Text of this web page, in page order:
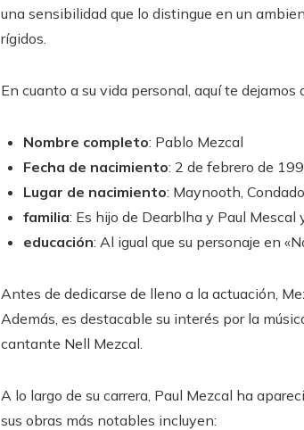
una sensibilidad que lo distingue en un
rígidos.
En cuanto a su vida personal, aquí te dejamos
Nombre completo: Pablo Mezcal
Fecha de nacimiento: 2 de febrero de
Lugar de nacimiento: Maynooth,
familia: Es hijo de Dearblha y Paul
educación: Al igual que su personaje en
Antes de dedicarse de lleno a la actuación,
Además, es destacable su interés por la
cantante Nell Mezcal.
A lo largo de su carrera, Paul Mezcal ha
sus obras más notables incluyen: